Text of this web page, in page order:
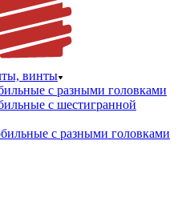
винты
с разными головками
с шестигранной
с разными головками